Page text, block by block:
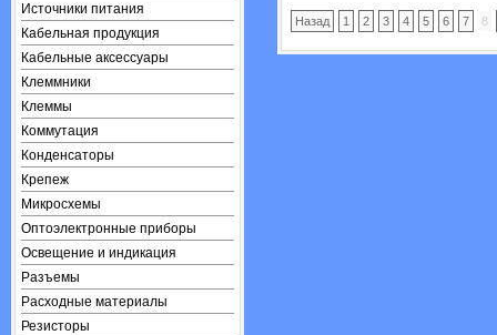
Источники питания
Кабельная продукция
Кабельные аксессуары
Клеммники
Клеммы
Коммутация
Конденсаторы
Крепеж
Микросхемы
Оптоэлектронные приборы
Освещение и индикация
Разъемы
Расходные материалы
Резисторы
Назад 1 2 3 4 5 6 7 8